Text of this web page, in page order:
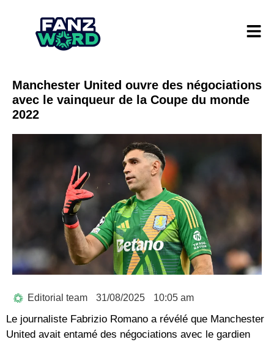
Manchester United ouvre des négociations
avec le vainqueur de la Coupe du monde
2022
Editorial team 31/08/2025 10:05 am
Le journaliste Fabrizio Romano a révélé que Manchester
United avait entamé des négociations avec le gardien